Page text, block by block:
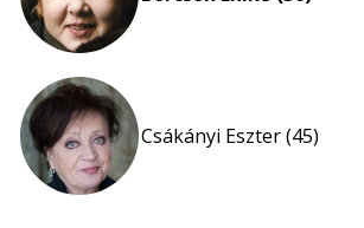
Csákányi Eszter (45)